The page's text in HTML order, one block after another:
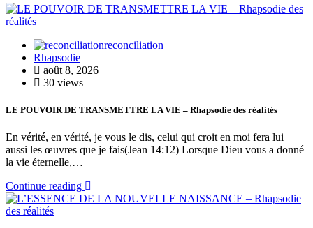
reconciliation
Rhapsodie
août 8, 2026
30 views
LE POUVOIR DE TRANSMETTRE LA VIE – Rhapsodie des réalités
En vérité, en vérité, je vous le dis, celui qui croit en moi fera lui
aussi les œuvres que je fais(Jean 14:12) Lorsque Dieu vous a donné
la vie éternelle,…
Continue reading